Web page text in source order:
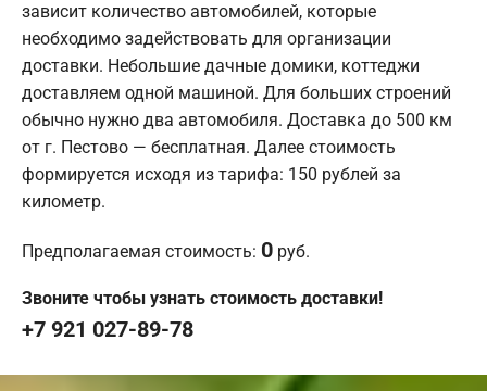
зависит количество автомобилей, которые
необходимо задействовать для организации
доставки. Небольшие дачные домики, коттеджи
доставляем одной машиной. Для больших строений
обычно нужно два автомобиля. Доставка до 500 км
от г. Пестово — бесплатная. Далее стоимость
формируется исходя из тарифа: 150 рублей за
километр.
Предполагаемая стоимость: 0 руб.
Звоните чтобы узнать стоимость доставки!
+7 921 027-89-78